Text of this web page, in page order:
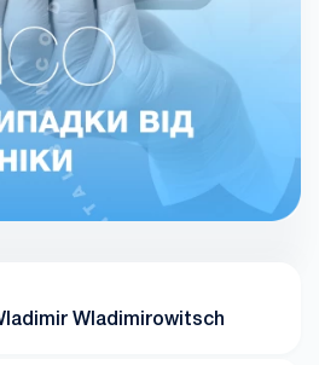
Wladimirowitsch